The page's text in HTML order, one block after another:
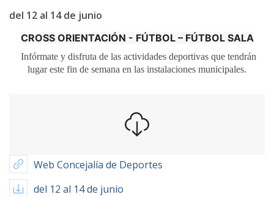
del 12 al 14 de junio
CROSS ORIENTACIÓN - FÚTBOL – FÚTBOL SALA
Infórmate y disfruta de las actividades deportivas que tendrán
lugar este fin de semana en las instalaciones municipales.
Web Concejalía de Deportes
del 12 al 14 de junio